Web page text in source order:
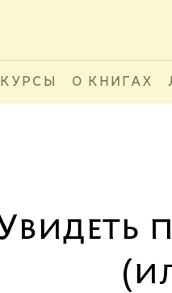
О КНИГАХ